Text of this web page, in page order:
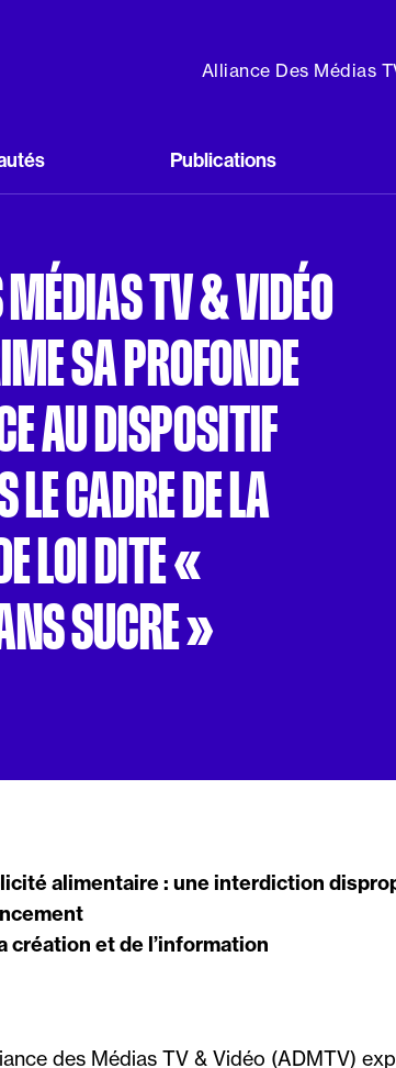
Alliance Des Médias
Publications
MÉDIAS TV & VIDÉO
SA PROFONDE
AU DISPOSITIF
LE CADRE DE LA
LOI DITE «
SUCRE »
alimentaire : une interdiction
création et de l’information
des Médias TV & Vidéo (ADMTV)